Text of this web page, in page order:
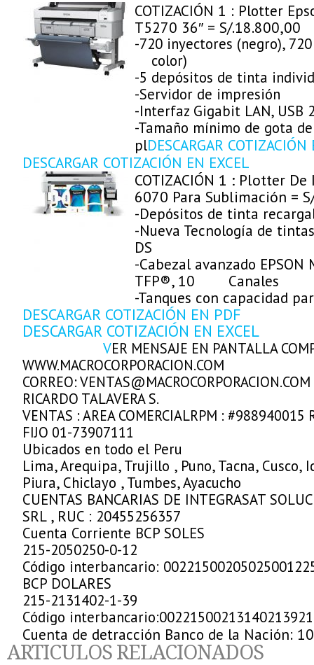
COTIZACIÓN 1 : Plotter
T5270 36″ = S/.18.800,00
-720 inyectores (negro),
color)
-5 depósitos de tinta
-Servidor de impresión
-Interfaz Gigabit LAN, USB
-Tamaño mínimo de gota
plDESCARGAR
DESCARGAR COTIZACIÓN EN EXCEL
COTIZACIÓN 1 : Plotter
6070 Para Sublimación =
-Depósitos de tinta
-Nueva Tecnología de
DS
-Cabezal avanzado
TFP®, 10 Canales
-Tanques con capacidad
DESCARGAR COTIZACIÓN EN PDF
DESCARGAR COTIZACIÓN EN EXCEL
VER MENSAJE EN PANTALLA
WWW.MACROCORPORACION.COM
CORREO: VENTAS@MACROCORPORACION.COM
RICARDO TALAVERA S.
VENTAS : AREA COMERCIALRPM : #988940015
FIJO 01-73907111
Ubicados en todo el Peru
Lima, Arequipa, Trujillo , Puno, Tacna, Cusco,
Piura, Chiclayo , Tumbes, Ayacucho
CUENTAS BANCARIAS DE INTEGRASAT
SRL , RUC : 20455256357
Cuenta Corriente BCP SOLES
215-2050250-0-12
Código interbancario:
BCP DOLARES
215-2131402-1-39
Código interbancario:00221500213140213921
Cuenta de detracción Banco de la Nación:
ARTICULOS RELACIONADOS